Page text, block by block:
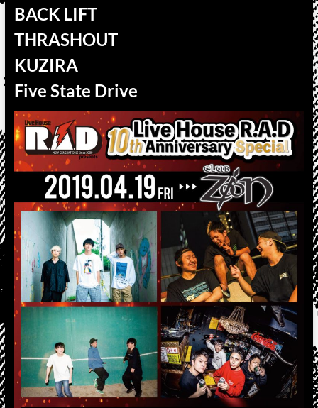
BACK LIFT
THRASHOUT
KUZIRA
Five State Drive